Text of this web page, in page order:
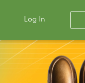
Log In